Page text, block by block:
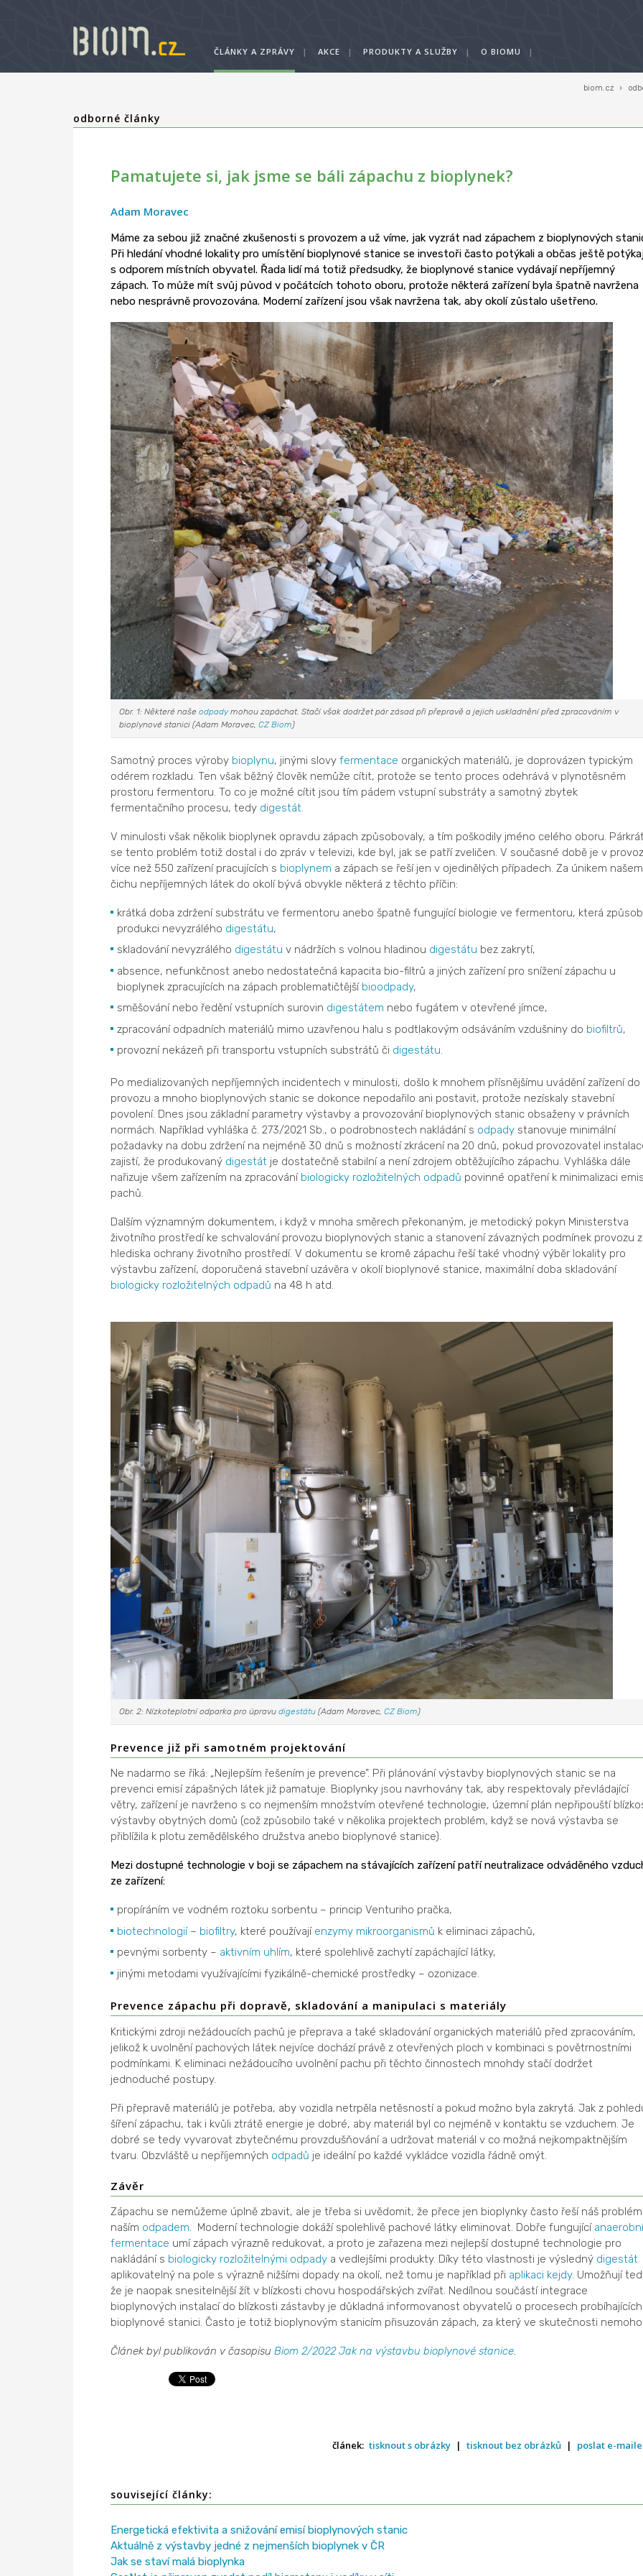
ČLÁNKY A ZPRÁVY | AKCE | PRODUKTY A SLUŽBY | O BIOMU |
biom.cz ›
odborné články
Pamatujete si, jak jsme se báli zápachu z bioplynek?
Adam Moravec
Máme za sebou již značné zkušenosti s provozem a už víme, jak vyzrát nad zápachem z bioplynových
Při hledání vhodné lokality pro umístění bioplynové stanice se investoři často potýkali a občas ještě
s odporem místních obyvatel. Řada lidí má totiž předsudky, že bioplynové stanice vydávají nepříjemný
zápach. To může mít svůj původ v počátcích tohoto oboru, protože některá zařízení byla špatně navržena
nebo nesprávně provozována. Moderní zařízení jsou však navržena tak, aby okolí zůstalo ušetřeno.
Obr. 1: Některé naše odpadymohou zapáchat. Stačí však dodržet pár zásad při přepravě a jejich uskladnění před zpracováním v
bioplynové stanici (Adam Moravec, CZ Biom)
Samotný proces výroby bioplynu, jinými slovy fermentace organických materiálů, je doprovázen typickým
odérem rozkladu. Ten však běžný člověk nemůže cítit, protože se tento proces odehrává v plynotěsném
prostoru fermentoru. To co je možné cítit jsou tím pádem vstupní substráty a samotný zbytek
fermentačního procesu, tedy digestát.
V minulosti však několik bioplynek opravdu zápach způsobovaly, a tím poškodily jméno celého oboru.
se tento problém totiž dostal i do zpráv v televizi, kde byl, jak se patří zveličen. V současné době je v
více než 550 zařízení pracujících s bioplynem a zápach se řeší jen v ojedinělých případech. Za únikem
čichu nepříjemných látek do okolí bývá obvykle některá z těchto příčin:
krátká doba zdržení substrátu ve fermentoru anebo špatně fungující biologie ve fermentoru, která
produkci nevyzrálého digestátu,
skladování nevyzrálého digestátu v nádržích s volnou hladinou digestátu bez zakrytí,
absence, nefunkčnost anebo nedostatečná kapacita bio-filtrů a jiných zařízení pro snížení zápachu u
bioplynek zpracujících na zápach problematičtější bioodpady,
směšování nebo ředění vstupních surovin digestátem nebo fugátem v otevřené jímce,
zpracování odpadních materiálů mimo uzavřenou halu s podtlakovým odsáváním vzdušniny do biofiltrů,
provozní nekázeň při transportu vstupních substrátů či digestátu.
Po medializovaných nepříjemných incidentech v minulosti, došlo k mnohem přísnějšímu uvádění zařízení do
provozu a mnoho bioplynových stanic se dokonce nepodařilo ani postavit, protože nezískaly stavební
povolení. Dnes jsou základní parametry výstavby a provozování bioplynových stanic obsaženy v právních
normách. Například vyhláška č. 273/2021 Sb., o podrobnostech nakládání s odpadystanovuje minimální
požadavky na dobu zdržení na nejméně 30 dnů s možností zkrácení na 20 dnů, pokud provozovatel
zajistí, že produkovaný digestátje dostatečně stabilní a není zdrojem obtěžujícího zápachu. Vyhláška dále
nařizuje všem zařízením na zpracování biologicky rozložitelných odpadů povinné opatření k minimalizaci
pachů.
Dalším významným dokumentem, i když v mnoha směrech překonaným, je metodický pokyn Ministerstva
životního prostředí ke schvalování provozu bioplynových stanic a stanovení závazných podmínek provozu z
hlediska ochrany životního prostředí. V dokumentu se kromě zápachu řeší také vhodný výběr lokality pro
výstavbu zařízení, doporučená stavební uzávěra v okolí bioplynové stanice, maximální doba skladování
biologicky rozložitelných odpadů na 48 h atd.
Obr. 2: Nízkoteplotní odparka pro úpravu digestátu(Adam Moravec, CZ Biom)
Prevence již při samotném projektování
Ne nadarmo se říká: „Nejlepším řešením je prevence”. Při plánování výstavby bioplynových stanic se na
prevenci emisí zápašných látek již pamatuje. Bioplynky jsou navrhovány tak, aby respektovaly převládající
větry, zařízení je navrženo s co nejmenším množstvím otevřené technologie, územní plán nepřipouští
výstavby obytných domů (což způsobilo také v několika projektech problém, když se nová výstavba se
přiblížila k plotu zemědělského družstva anebo bioplynové stanice).
Mezi dostupné technologie v boji se zápachem na stávajících zařízení patří neutralizace odváděného
ze zařízení:
propíráním ve vodném roztoku sorbentu – princip Venturiho pračka,
biotechnologií– biofiltry, které používají enzymy mikroorganismů k eliminaci zápachů,
pevnými sorbenty – aktivním uhlím, které spolehlivě zachytí zapáchající látky,
jinými metodami využívajícími fyzikálně-chemické prostředky – ozonizace.
Prevence zápachu při dopravě, skladování a manipulaci s materiály
Kritickými zdroji nežádoucích pachů je přeprava a také skladování organických materiálů před zpracováním,
jelikož k uvolnění pachových látek nejvíce dochází právě z otevřených ploch v kombinaci s povětrnostními
podmínkami. K eliminaci nežádoucího uvolnění pachu při těchto činnostech mnohdy stačí dodržet
jednoduché postupy.
Při přepravě materiálů je potřeba, aby vozidla netrpěla netěsností a pokud možno byla zakrytá. Jak z
šíření zápachu, tak i kvůli ztrátě energie je dobré, aby materiál byl co nejméně v kontaktu se vzduchem. Je
dobré se tedy vyvarovat zbytečnému provzdušňování a udržovat materiál v co možná nejkompaktnějším
tvaru. Obzvláště u nepříjemných odpadů je ideální po každé vykládce vozidla řádně omýt.
Závěr
Zápachu se nemůžeme úplně zbavit, ale je třeba si uvědomit, že přece jen bioplynky často řeší náš
naším odpadem. Moderní technologie dokáží spolehlivě pachové látky eliminovat. Dobře fungující anaerobní
fermentace umí zápach výrazně redukovat, a proto je zařazena mezi nejlepší dostupné technologie pro
nakládání s biologicky rozložitelnými odpadya vedlejšími produkty. Díky této vlastnosti je výsledný digestát
aplikovatelný na pole s výrazně nižšími dopady na okolí, než tomu je například při aplikaci kejdy. Umožňují
že je naopak snesitelnější žít v blízkosti chovu hospodářských zvířat. Nedílnou součástí integrace
bioplynových instalací do blízkosti zástavby je důkladná informovanost obyvatelů o procesech
bioplynové stanici. Často je totiž bioplynovým stanicím přisuzován zápach, za který ve skutečnosti
Článek byl publikován v časopisu Biom 2/2022 Jak na výstavbu bioplynové stanice.
článek: tisknout s obrázky | tisknout bez obrázků | poslat e-
související články:
Energetická efektivita a snižování emisí bioplynových stanic
Aktuálně z výstavby jedné z nejmenších bioplynek v ČR
Jak se staví malá bioplynka